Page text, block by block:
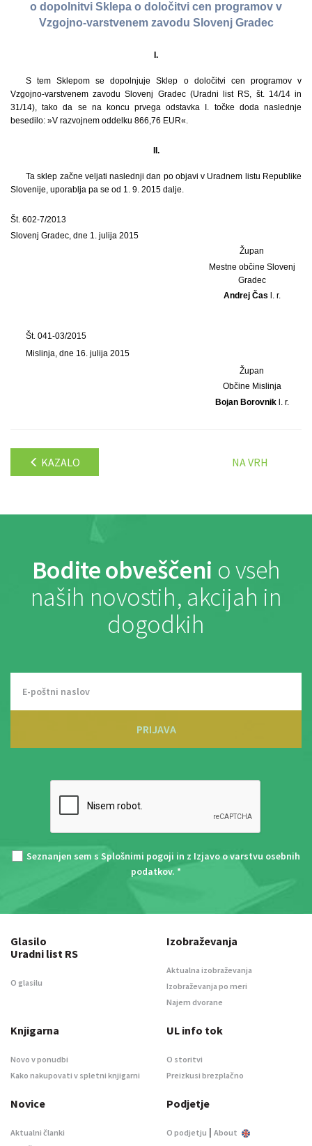
o dopolnitvi Sklepa o določitvi cen programov v
Vzgojno-varstvenem zavodu Slovenj Gradec
I.
S tem Sklepom se dopolnjuje Sklep o določitvi cen programov v
Vzgojno-varstvenem zavodu Slovenj Gradec (Uradni list RS, št. 14/14 in
31/14), tako da se na koncu prvega odstavka I. točke doda naslednje
besedilo: »V razvojnem oddelku 866,76 EUR«.
II.
Ta sklep začne veljati naslednji dan po objavi v Uradnem listu Republike
Slovenije, uporablja pa se od 1. 9. 2015 dalje.
Št. 602-7/2013
Slovenj Gradec, dne 1. julija 2015
Župan
Mestne občine Slovenj
Gradec
Andrej Čas l. r.
Št. 041-03/2015
Mislinja, dne 16. julija 2015
Župan
Občine Mislinja
Bojan Borovnikl. r.
KAZALO NA VRH
Bodite obveščeni o vseh
naših novostih, akcijah in
dogodkih
PRIJAVA
Seznanjen sem s Splošnimi pogoji in z Izjavo o varstvu osebnih
podatkov. *
Glasilo
Uradni list RS
O glasilu
Izobraževanja
Aktualna izobraževanja
Izobraževanja po meri
Najem dvorane
Knjigarna
Novo v ponudbi
Kako nakupovati v spletni knjigarni
UL info tok
O storitvi
Preizkusi brezplačno
Novice
Aktualni članki
Podjetje
O podjetju
About